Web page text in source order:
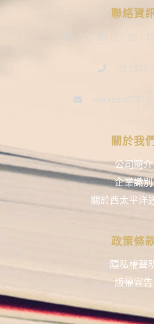
聯絡資
9：30-12：00；
02-
關於我們
公司簡介
企業識別
關於西太平洋
政策條
隱私權聲
版權宣告